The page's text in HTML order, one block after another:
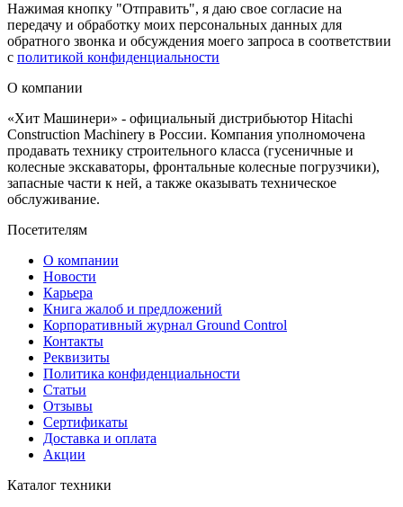
Нажимая кнопку "Отправить", я даю свое согласие на
передачу и обработку моих персональных данных для
обратного звонка и обсуждения моего запроса в соответствии
с политикой конфиденциальности
О компании
«Хит Машинери» - официальный дистрибьютор Hitachi
Construction Machinery в России. Компания уполномочена
продавать технику строительного класса (гусеничные и
колесные экскаваторы, фронтальные колесные погрузчики),
запасные части к ней, а также оказывать техническое
обслуживание.
Посетителям
О компании
Новости
Карьера
Книга жалоб и предложений
Корпоративный журнал Ground Control
Контакты
Реквизиты
Политика конфиденциальности
Статьи
Отзывы
Сертификаты
Доставка и оплата
Акции
Каталог техники